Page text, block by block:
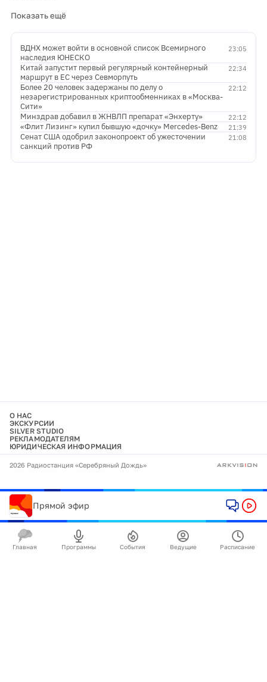
Показать ещё
23:05
ВДНХ может войти в основной список Всемирного
наследия ЮНЕСКО
22:34
Китай запустит первый регулярный контейнерный
маршрут в ЕС через Севморпуть
22:12
Более 20 человек задержаны по делу о
незарегистрированных криптообменниках в «Москва-
Сити»
22:12
Минздрав добавил в ЖНВЛП препарат «Энхерту»
21:39
«Флит Лизинг» купил бывшую «дочку» Mercedes-Benz
21:08
Сенат США одобрил законопроект об ужесточении
санкций против РФ
О НАС
ЭКСКУРСИИ
SILVER STUDIO
РЕКЛАМОДАТЕЛЯМ
ЮРИДИЧЕСКАЯ ИНФОРМАЦИЯ
2026 Радиостанция «Серебряный Дождь»
Прямой эфир
Главная Программы События Ведущие Расписание